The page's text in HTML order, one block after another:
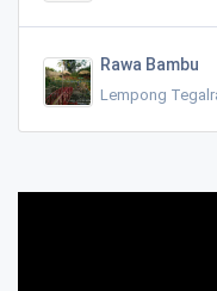
Rawa Bambu
Lempong